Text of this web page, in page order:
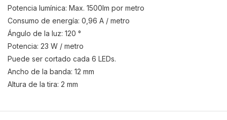
Potencia lumínica: Max. 1500lm por metro
Consumo de energía: 0,96 A / metro
Ángulo de la luz: 120 °
Potencia: 23 W / metro
Puede ser cortado cada 6 LEDs.
Ancho de la banda: 12 mm
Altura de la tira: 2 mm